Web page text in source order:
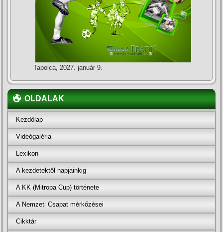
Tapolca, 2027. január 9.
OLDALAK
Kezdőlap
Videógaléria
Lexikon
A kezdetektől napjainkig
A KK (Mitropa Cup) története
A Nemzeti Csapat mérkőzései
Cikktár